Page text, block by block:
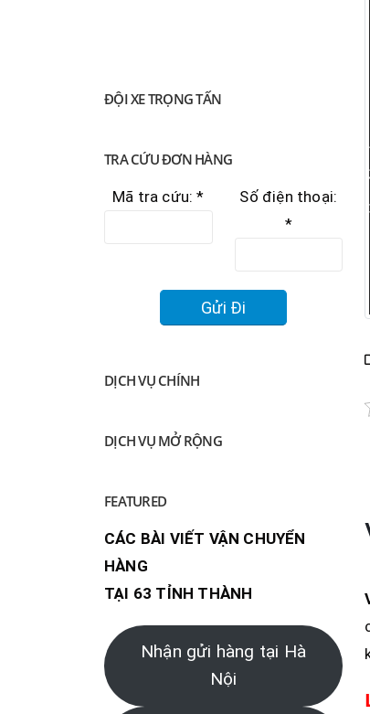
ĐỘI XE TRỌNG TẤN
TRA CỨU ĐƠN HÀNG
Mã tra cứu: *
Số điện thoại:
*
DỊCH VỤ CHÍNH
DỊCH VỤ MỞ RỘNG
FEATURED
CÁC BÀI VIẾT VẬN CHUYỂN
HÀNG
TẠI 63 TỈNH THÀNH
Nhận gửi hàng tại Hà
Nội